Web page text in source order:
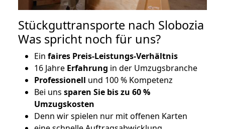
Stückguttransporte nach Slobozia
Was spricht noch für uns?
Ein faires Preis-Leistungs-Verhältnis
16 Jahre Erfahrung in der Umzugsbranche
Professionell und 100 % Kompetenz
Bei uns sparen Sie bis zu 60 %
Umzugskosten
Denn wir spielen nur mit offenen Karten